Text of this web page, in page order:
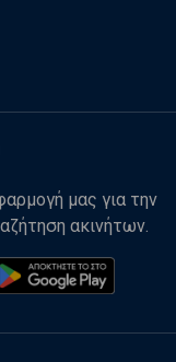
μας για την
ακινήτων.